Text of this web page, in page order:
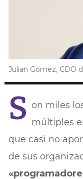
Julian Gómez, CDO
S on miles
múltiples
que casi no
de sus